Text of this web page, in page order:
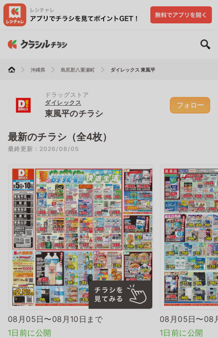
沖縄県 島尻郡八重瀬町 ダイレックス 東風平
ドラッグストア
ダイレックス
東風平のチラシ
フォロー
最新のチラシ（全4枚）
最終更新：2026/08/05
08月05日〜08月10日まで
1日前に公開
08月05日〜08
1日前に公開